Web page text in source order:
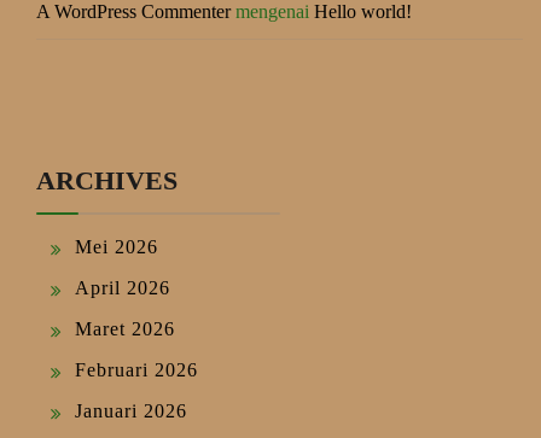
A WordPress Commentermengenai Hello world!
ARCHIVES
Mei 2026
April 2026
Maret 2026
Februari 2026
Januari 2026